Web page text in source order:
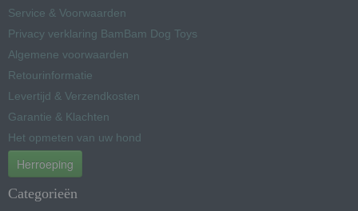
Service & Voorwaarden
Privacy verklaring BamBam Dog Toys
Algemene voorwaarden
Retourinformatie
Levertijd & Verzendkosten
Garantie & Klachten
Het opmeten van uw hond
Herroeping
Categorieën